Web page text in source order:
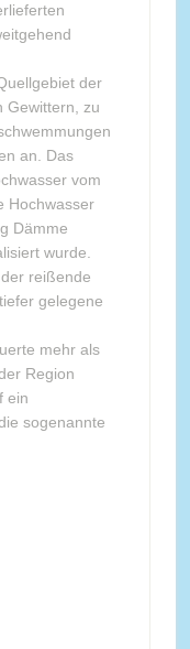
der
Gewittern, zu
an. Das
vom
Hochwasser
Dämme
wurde.
reißende
gelegene
mehr als
Region
ein
die sogenannte